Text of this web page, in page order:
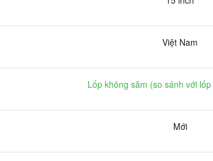
Việt Nam
Lốp không săm (so sánh với
Mới